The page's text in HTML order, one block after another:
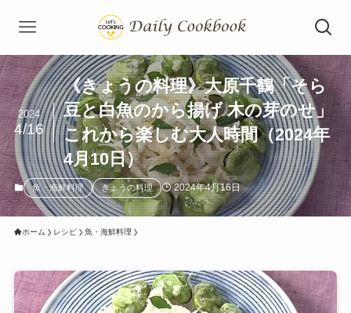
《きょうの料理》大原千鶴「そら
豆と白魚のから揚げ 木の芽のせ」
これから楽しむ大人時間（2024年
4月10日）
2024
4/16
魚・海鮮料理 きょうの料理 2024年4月16日
ホーム レシピ 魚・海鮮料理